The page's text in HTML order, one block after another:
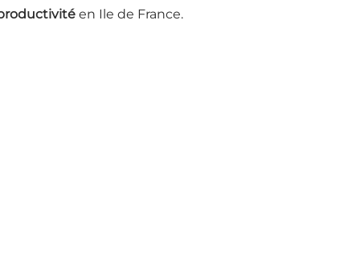
en Ile de France.